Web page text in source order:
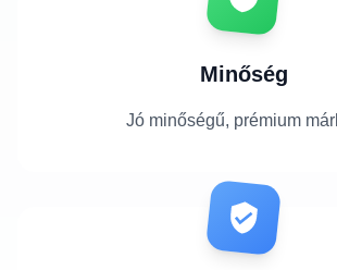
Minőség
Jó minőségű, prémium